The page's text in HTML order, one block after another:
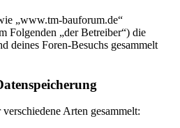
„www.tm-bauforum.de“
Folgenden „der Betreiber“) die
deines Foren-Besuchs gesammelt
Arten gesammelt: